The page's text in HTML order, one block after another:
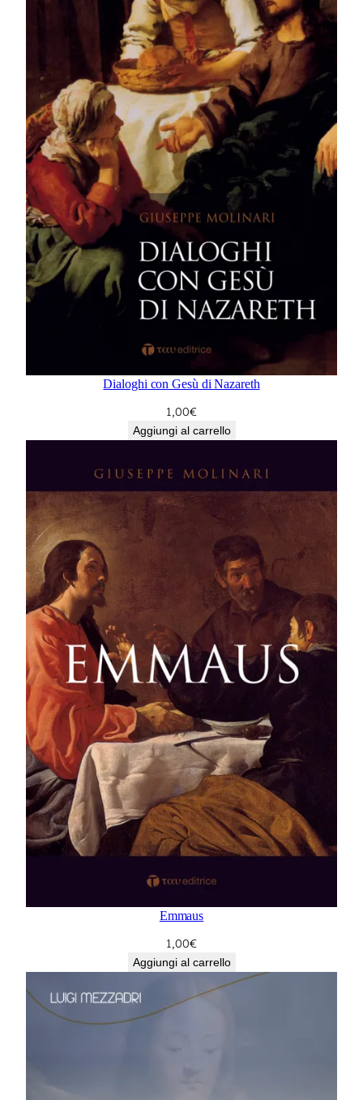
Dialoghi con Gesù di Nazareth
1,00€
Aggiungi al carrello
Emmaus
1,00€
Aggiungi al carrello